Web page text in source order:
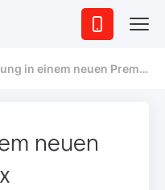
in einem neuen Premiumkomplex
neuen